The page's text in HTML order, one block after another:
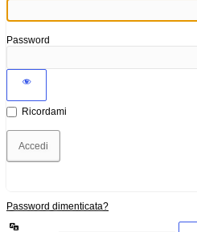
Password
Ricordami
Password dimenticata?